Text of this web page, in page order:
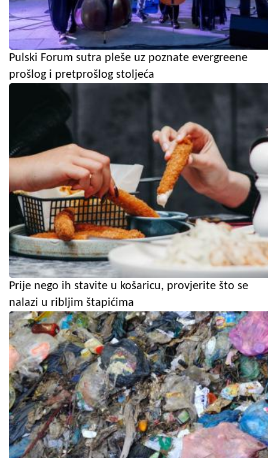
Pulski Forum sutra pleše uz poznate evergreene
prošlog i pretprošlog stoljeća
Prije nego ih stavite u košaricu, provjerite što se
nalazi u ribljim štapićima